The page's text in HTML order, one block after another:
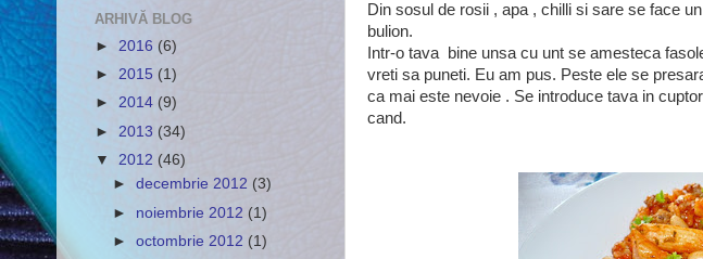
Din sosul de rosii , apa , chilli si sare se face
bulion.
Intr-o tava bine unsa cu unt se amesteca
vreti sa puneti. Eu am pus. Peste ele se
ca mai este nevoie . Se introduce tava in
cand.
ARHIVĂ BLOG
► 2016 (6)
► 2015 (1)
► 2014 (9)
► 2013 (34)
▼ 2012 (46)
►decembrie 2012 (3)
► noiembrie 2012 (1)
►octombrie 2012 (1)